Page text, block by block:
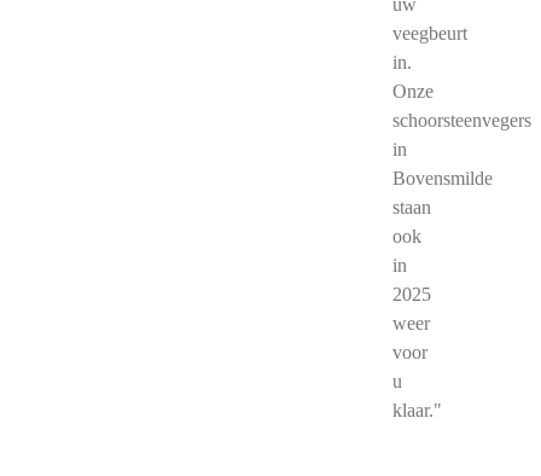
veegbeurt
in.
Onze
schoorsteenvegers
in
Bovensmilde
staan
ook
in
2025
weer
voor
u
klaar."